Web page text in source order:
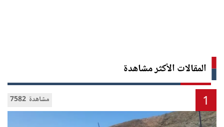
المقالات الأكثر مشاهدة
7582 مشاهدة 1